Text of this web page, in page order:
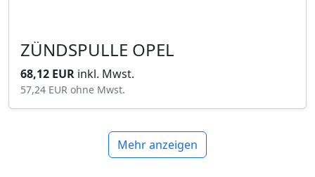
ZÜNDSPULLE OPEL
68,12 EUR inkl. Mwst.
57,24 EUR ohne Mwst.
Mehr anzeigen